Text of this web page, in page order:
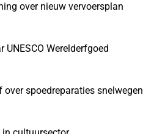
over nieuw vervoersplan
Werelderfgoed
spoedreparaties snelwegen